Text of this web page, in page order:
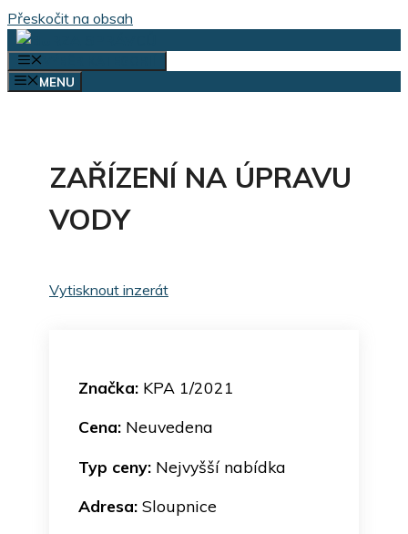
Přeskočit na obsah
MENU
ZAŘÍZENÍ NA ÚPRAVU
VODY
Vytisknout inzerát
Značka: KPA 1/2021
Cena: Neuvedena
Typ ceny: Nejvyšší nabídka
Adresa: Sloupnice